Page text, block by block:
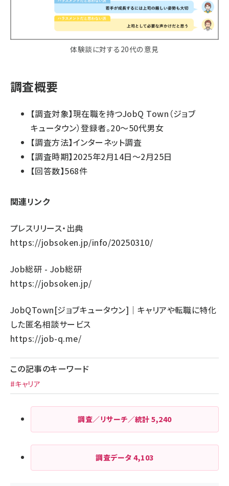
体験談に対する20代の意見
調査概要
【調査対象】現在職を持つJobQ Town（ジョブ
キュータウン）登録者。20～50代男女
【調査方法】インターネット調査
【調査時期】2025年2月14日～2月25日
【回答数】568件
関連リンク
プレスリリース・出典
https://jobsoken.jp/info/20250310/
Job総研 - Job総研
https://jobsoken.jp/
JobQTown[ジョブキュータウン]｜キャリアや転職に特化
した匿名相談サービス
https://job-q.me/
この記事のキーワード
#キャリア
調査／リサーチ／統計5,240
調査データ4,103